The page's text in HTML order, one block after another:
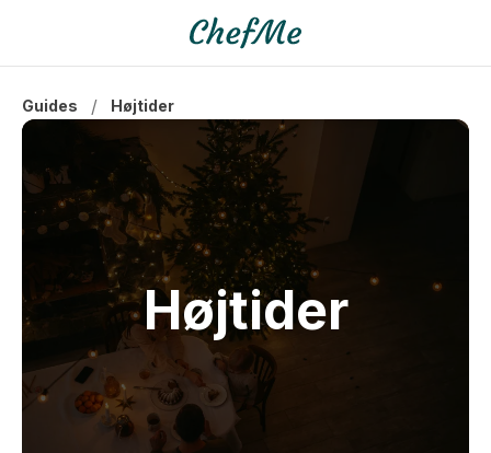
Guides / Højtider
Højtider